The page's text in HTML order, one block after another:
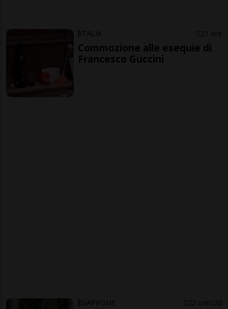
ITALIA 21 ore
Commozione alle esequie di
Francesco Guccini
GIAPPONE 22 ore 20